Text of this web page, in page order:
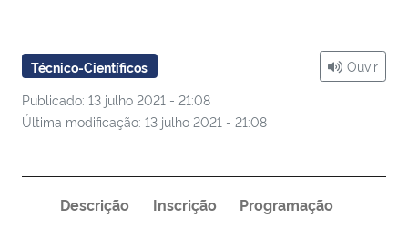
Ministério do Meio Ambiente
Ministério do Turismo
Ministério do Desenvolvimento Regional
Técnico-Científicos
Publicado: 13 julho 2021 - 21:08
Última modificação: 13 julho 2021 - 21:08
Ouvir
Descrição Inscrição Programação